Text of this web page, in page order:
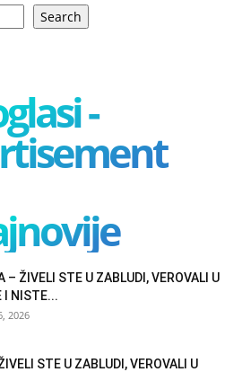
Search
-
– ŽIVELI STE U ZABLUDI, VEROVALI U
I NISTE...
2026
STE U ZABLUDI, VEROVALI U